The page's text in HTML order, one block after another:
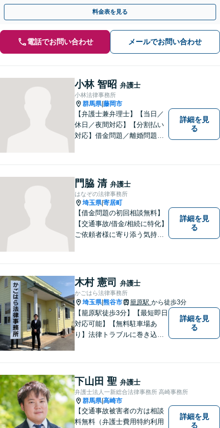
るためにも早めのご相談を。
料金表を見る
電話でお問い合わせ メールでお問い合わせ
小林 智昭 弁護士
小林法律事務所
群馬県|藤岡市
【弁護士兼弁理士】【当日／
休日／夜間対応】【分割払い
対応】借金問題／離婚問題／
意匠登録など弁理士業務も、
幅広く対応。地域に根ざした
法律事務所／特許事務所を目
指しています。お気軽にご相
談ください。
詳細を見
る
門脇 清 弁護士
はなぞの法律事務所
埼玉県|寄居町
【借金問題の初回相談無料】
【交通事故/借金/相続に特化】
ご依頼者様に寄り添う気持ち
など一般民事から刑事事件、
顧問契約まで幅広い分野に対
応しております。
詳細を見
る
木村 憲司 弁護士
かごはら法律事務所
埼玉県|熊谷市 籠原駅 から徒歩3分
【籠原駅徒歩3分】【最短即日
対応可能】【無料駐車場あ
り】法律トラブルに巻き込ま
解決の鍵です。お困りごとが
ございましたら、お気軽にご
相談ください。
詳細を見
る
下山田 聖 弁護士
弁護士法人一新総合法律事務所 高崎事務所
群馬県|高崎市
【交通事故被害者の方は相談
料無料（弁護士費用特約利用
詳細を見
る